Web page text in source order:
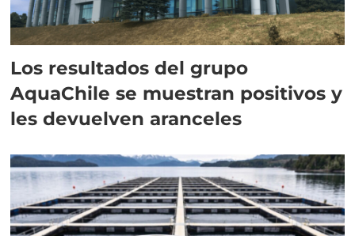
Los resultados del grupo
AquaChile se muestran positivos y
les devuelven aranceles